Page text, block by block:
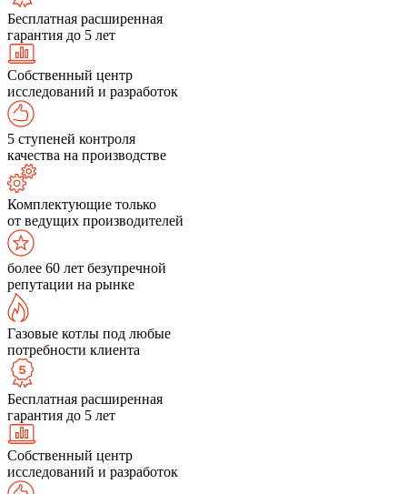
Бесплатная расширенная
гарантия до 5 лет
Собственный центр
исследований и разработок
5 ступеней контроля
качества на производстве
Комплектующие только
от ведущих производителей
более 60 лет безупречной
репутации на рынке
Газовые котлы под любые
потребности клиента
Бесплатная расширенная
гарантия до 5 лет
Собственный центр
исследований и разработок